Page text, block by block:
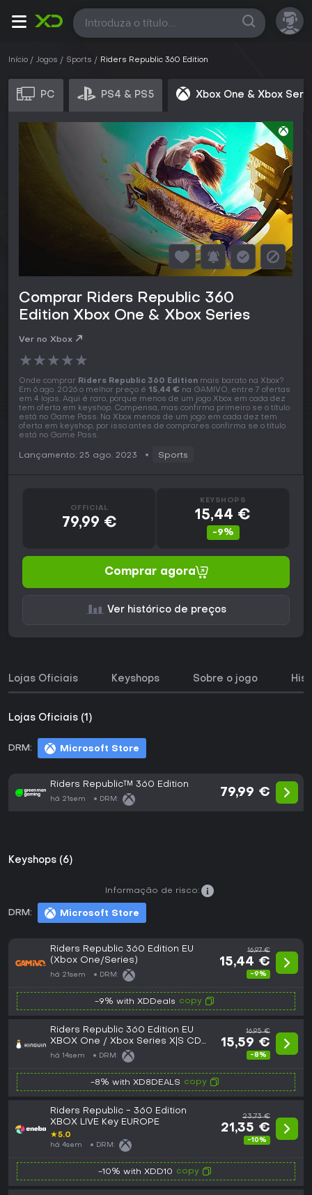
Todas
Início Jogos Sports Riders Republic 360 Edition
PC PS4 & PS5 Xbox One & Xbox
Comprar Riders Republic 360
Edition Xbox One & Xbox Series
Ver no Xbox
★★★★★
Onde comprar Riders Republic 360 Edition mais barato na Xbox?
Em 6 ago. 2026 o melhor preço é 15,44 € na GAMIVO, entre 7 ofertas
em 4 lojas. Aqui é raro, porque menos de um jogo Xbox em cada dez
tem oferta em keyshop. Compensa, mas confirma primeiro se o título
está no Game Pass. Na Xbox menos de um jogo em cada dez tem
oferta em keyshop, por isso antes de comprares confirma se o título
está no Game Pass.
Lançamento: 25 ago. 2023 Sports
OFFICIAL
79,99 €
KEYSHOPS
15,44 €
-9%
Comprar agora
Ver histórico de preços
Lojas Oficiais Keyshops Sobre o jogo
Lojas Oficiais (1)
DRM: Microsoft Store
Riders Republic™ 360 Edition
há 21sem DRM:
79,99 €
Keyshops (6)
DRM: Microsoft Store
Informação de risco:
Riders Republic 360 Edition EU
(Xbox One/Series)
há 21sem DRM:
16,97 €
15,44 €
-9%
-9% with XDDeals copy
Riders Republic 360 Edition EU
XBOX One / Xbox Series X|S CD
Key
há 14sem DRM:
16,95 €
15,59 €
-8%
-8% with XD8DEALS copy
Riders Republic - 360 Edition
XBOX LIVE Key EUROPE
★5.0
há 4sem DRM:
23,73 €
21,35 €
-10%
-10% with XDD10 copy